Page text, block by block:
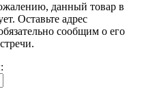
данный товар в
Оставьте адрес
сообщим о его